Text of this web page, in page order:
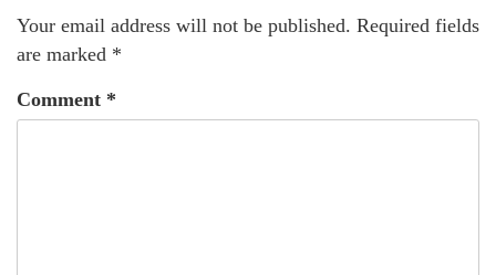
Your email address will not be published. Required fields
are marked *
Comment *